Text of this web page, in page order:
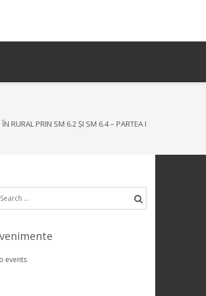
RURAL PRIN SM 6.2 ȘI SM 6.4 – PARTEA I
events